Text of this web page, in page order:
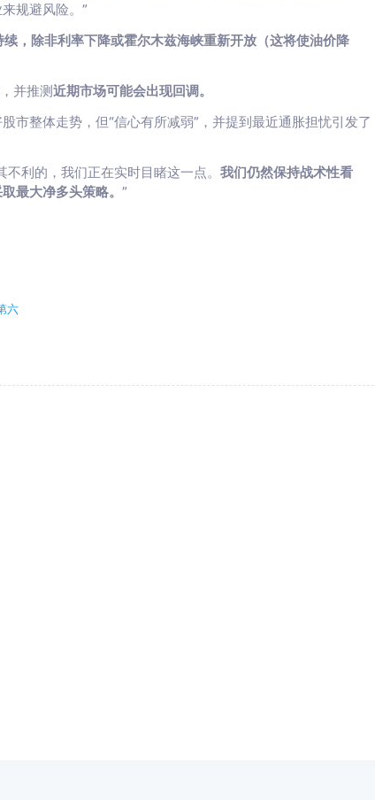
规避风险。”
，除非利率下降或霍尔木兹海峡重新开放（这将使油价降
并推测近期市场可能会出现回调。
市整体走势，但“信心有所减弱”，并提到最近通胀担忧引发了
利的，我们正在实时目睹这一点。 我们仍然保持战术性看
最大净多头策略。 ”
六